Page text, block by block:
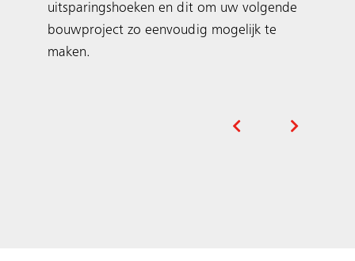
uitsparingshoeken en dit om uw volgende
bouwproject zo eenvoudig mogelijk te
maken.